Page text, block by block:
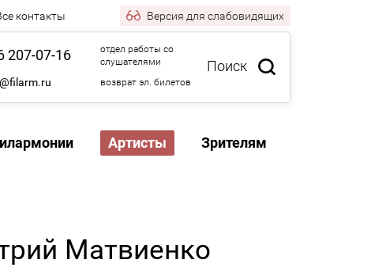
контакты Версия для слабовидящих
Поиск
207-07-16
отдел работы со
слушателями
возврат эл. билетов
Артисты Зрителям
Матвиенко